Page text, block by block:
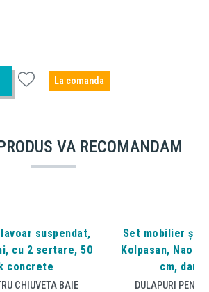
La comanda
VA RECOMANDAM
suspendat,
cu 2 sertare, 50
concrete
CHIUVETA BAIE
Set mobilier și
Kolpasan,
cm, dark
DULAPURI